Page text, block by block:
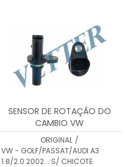
SENSOR DE ROTAÇÃO DO
CAMBIO VW
GOLF/PASSAT/AUDI A3 1.8/2.0
2002... S/ CHICOTE
ORIGINAL /
VW - GOLF/PASSAT/AUDI A3
1.8/2.0 2002... S/ CHICOTE